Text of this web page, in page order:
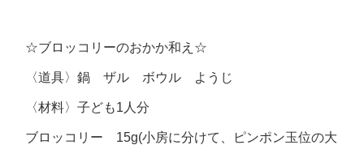
☆ブロッコリーのおかか和え☆
〈道具〉鍋 ザル ボウル ようじ
〈材料〉子ども1人分
ブロッコリー 15g(小房に分けて、ピンポン玉位の大